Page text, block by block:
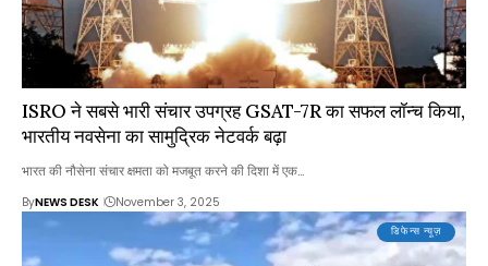
ISRO ने सबसे भारी संचार उपग्रह GSAT-7R का सफल लॉन्च किया,
भारतीय नवसेना का सामुद्रिक नेटवर्क बढ़ा
भारत की नौसेना संचार क्षमता को मजबूत करने की दिशा में एक…
ByNEWS DESK November 3, 2025
डिफेन्स न्यूज़